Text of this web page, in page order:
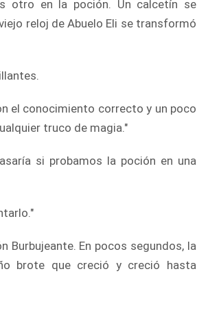
otro en la poción. Un calcetín se
reloj de Abuelo Eli se transformó
el conocimiento correcto y un poco
truco de magia."
si probamos la poción en una
Burbujeante. En pocos segundos, la
brote que creció y creció hasta